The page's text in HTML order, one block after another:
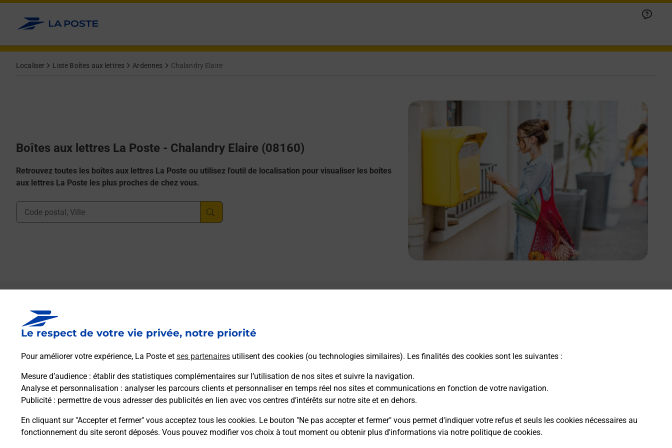
Le respect de votre vie privée, notre priorité
Pour améliorer votre expérience, La Poste et ses partenaires utilisent des cookies (ou technologies similaires). Les finalités des cookies sont les suivantes :
Mesure d’audience : établir des statistiques complémentaires sur l’utilisation de nos sites et suivre la navigation.
Analyse et personnalisation : analyser les parcours clients et personnaliser en temps réel nos sites et communications en fonction de votre navigation.
Publicité : permettre de vous adresser des publicités en lien avec vos centres d’intérêts sur notre site et en dehors.
En cliquant sur "Accepter et fermer" vous acceptez tous les cookies. Le bouton "Ne pas accepter et fermer" vous permet d'indiquer votre refus et seuls les cookies nécessaires au
fonctionnement du site seront déposés. Vous pouvez modifier vos choix à tout moment ou obtenir plus d'informations via notre politique de cookies.
Allez au contenu
Localiser Liste Boîtes aux lettres Ardennes Chalandry Elaire
Boîtes aux lettres La Poste - Chalandry Elaire (08160)
Retrouvez toutes les boîtes aux lettres La Poste ou utilisez l'outil de localisation pour visualiser les boîtes
aux lettres La Poste les plus proches de chez vous.
Ville, Département, Code Postal
Boîte aux lettres La Poste
Prochaine collecte du courrier lundià 09h00
16 Rue De La Mairie
Itinéraire
8 Rue De Saint Gonthier
Chalandry Elaire